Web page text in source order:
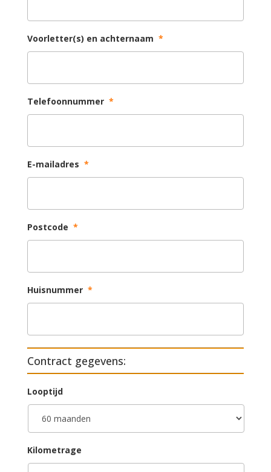
Voorletter(s) en achternaam *
Telefoonnummer *
E-mailadres *
Postcode *
Huisnummer *
Contract gegevens:
Looptijd
Kilometrage